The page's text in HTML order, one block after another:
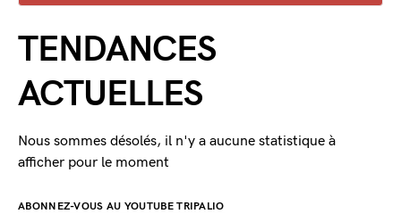
TENDANCES
ACTUELLES
Nous sommes désolés, il n'y a aucune statistique à
afficher pour le moment
ABONNEZ-VOUS AU YOUTUBE TRIPALIO